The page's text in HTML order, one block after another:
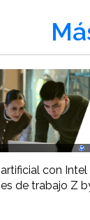
con Intel
de trabajo Z